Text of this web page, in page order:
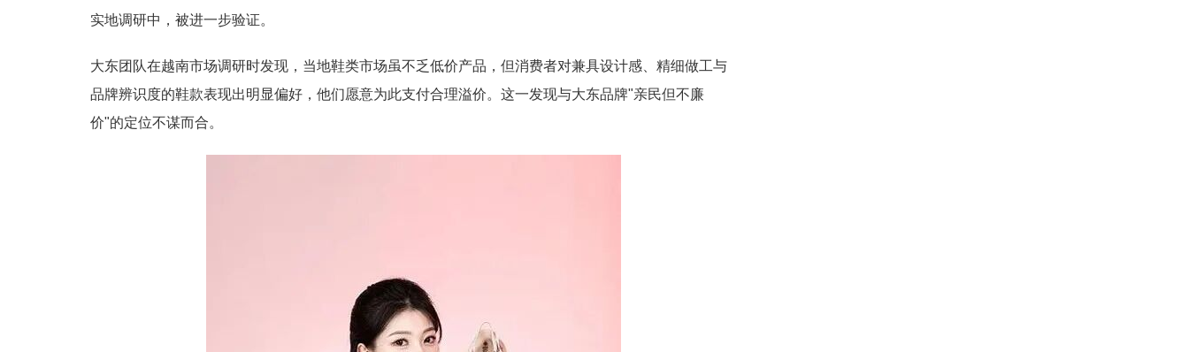
实地调研中，被进一步验证。
大东团队在越南市场调研时发现，当地鞋类市场虽不乏低价产品，但消费者对兼具设计感、精细做工与
品牌辨识度的鞋款表现出明显偏好，他们愿意为此支付合理溢价。这一发现与大东品牌"亲民但不廉
价"的定位不谋而合。